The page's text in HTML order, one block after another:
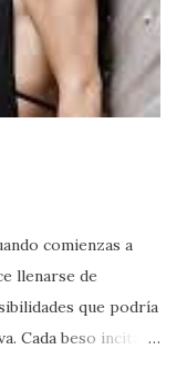
comienzas a
llenarse de
que podría
Cada beso incita